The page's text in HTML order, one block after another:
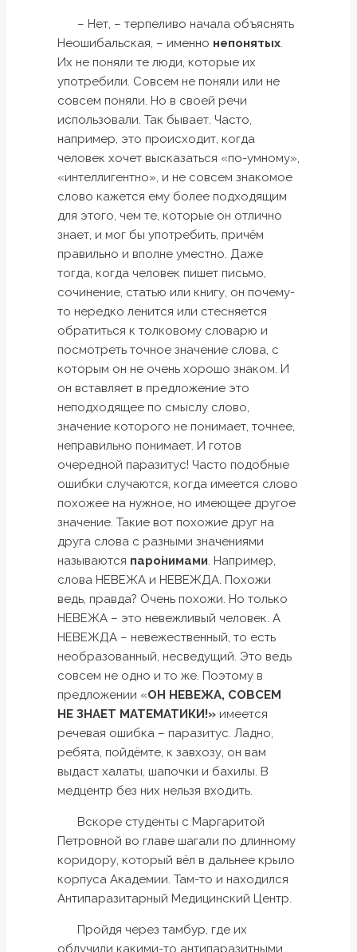
– Нет, – терпеливо начала объяснять
Неошибальская, – именно непонятых.
Их не поняли те люди, которые их
употребили. Совсем не поняли или не
совсем поняли. Но в своей речи
использовали. Так бывает. Часто,
например, это происходит, когда
человек хочет высказаться «по-умному»,
«интеллигентно», и не совсем знакомое
слово кажется ему более подходящим
для этого, чем те, которые он отлично
знает, и мог бы употребить, причём
правильно и вполне уместно. Даже
тогда, когда человек пишет письмо,
сочинение, статью или книгу, он почему-
то нередко ленится или стесняется
обратиться к толковому словарю и
посмотреть точное значение слова, с
которым он не очень хорошо знаком. И
он вставляет в предложение это
неподходящее по смыслу слово,
значение которого не понимает, точнее,
неправильно понимает. И готов
очередной паразитус! Часто подобные
ошибки случаются, когда имеется слово
похожее на нужное, но имеющее другое
значение. Такие вот похожие друг на
друга слова с разными значениями
называются паро́нимами. Например,
слова НЕВЕЖА и НЕВЕЖДА. Похожи
ведь, правда? Очень похожи. Но только
НЕВЕЖА – это невежливый человек. А
НЕВЕЖДА – невежественный, то есть
необразованный, несведущий. Это ведь
совсем не одно и то же. Поэтому в
предложении «ОН НЕВЕЖА, СОВСЕМ
НЕ ЗНАЕТ МАТЕМАТИКИ!» имеется
речевая ошибка – паразитус. Ладно,
ребята, пойдёмте, к завхозу, он вам
выдаст халаты, шапочки и бахилы. В
медцентр без них нельзя входить.
Вскоре студенты с Маргаритой
Петровной во главе шагали по длинному
коридору, который вёл в дальнее крыло
корпуса Академии. Там-то и находился
Антипаразитарный Медицинский Центр.
Пройдя через тамбур, где их
облучили какими-то антипаразитными